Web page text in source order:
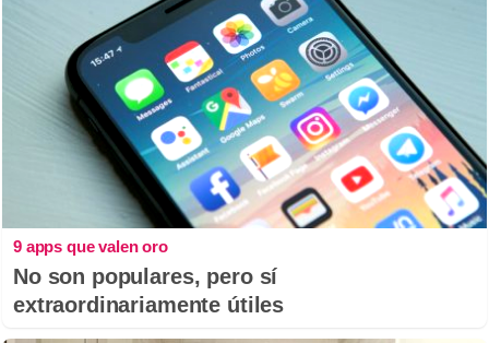
9 apps que valen oro
No son populares, pero sí
extraordinariamente útiles